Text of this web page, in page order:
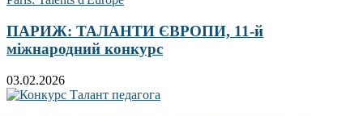
ПАРИЖ: ТАЛАНТИ ЄВРОПИ, 11-й
міжнародний конкурс
03.02.2026